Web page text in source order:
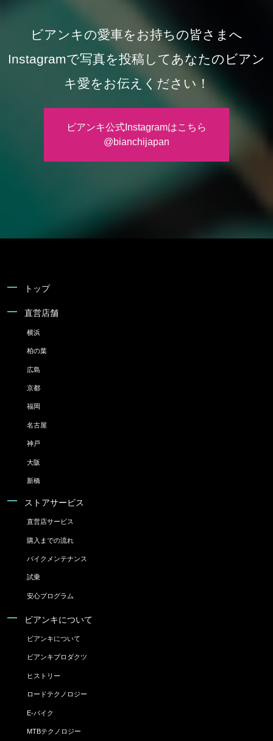
ビアンキの愛車をお持ちの皆さまへ
Instagramで写真を投稿してあなたのビアン
キ愛をお伝えください！
ビアンキ公式Instagramはこちら
@bianchijapan
トップ
直営店舗
横浜
柏の葉
広島
京都
福岡
名古屋
神戸
大阪
新橋
ストアサービス
直営店サービス
購入までの流れ
バイクメンテナンス
試乗
安心プログラム
ビアンキについて
ビアンキについて
ビアンキプロダクツ
ヒストリー
ロードテクノロジー
E-バイク
MTBテクノロジー